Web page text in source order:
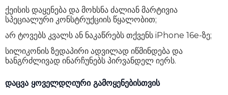
ქეისის დაყენება და მოხსნა ძალიან მარტივია
სპეციალური კონსტრუქციის წყალობით;
არ ტოვებს კვალს ან ნაკაწრებს თქვენს iPhone 16e-ზე;
სილიკონის ზედაპირი ადვილად იწმინდება და
ხანგრძლივად ინარჩუნებს პირვანდელ იერს.
დაცვა ყოველდღიური გამოყენებისთვის